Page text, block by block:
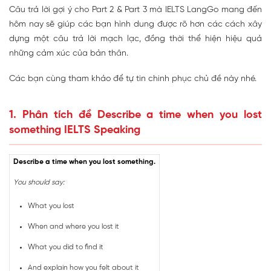
Câu trả lời gợi ý cho Part 2 & Part 3 mà IELTS LangGo mang đến
hôm nay sẽ giúp các bạn hình dung được rõ hơn các cách xây
dựng một câu trả lời mạch lạc, đồng thời thể hiện hiệu quả
những cảm xúc của bản thân.
Các bạn cùng tham khảo để tự tin chinh phục chủ đề này nhé.
1. Phân tích đề Describe a time when you lost
something IELTS Speaking
Describe a time when you lost something.
You should say:
What you lost
When and where you lost it
What you did to find it
And explain how you felt about it